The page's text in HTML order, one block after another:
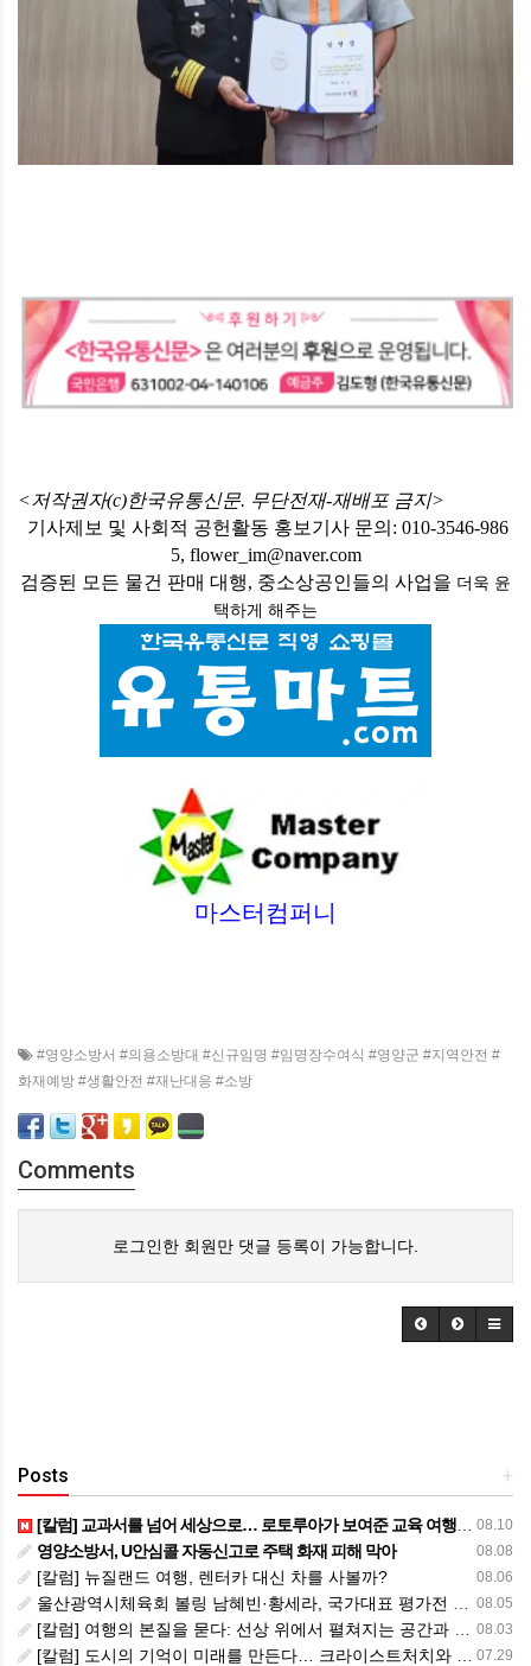
<저작권자(c)한국유통신문. 무단전재-재배포 금지>
기사제보 및 사회적 공헌활동 홍보기사 문의: 010-3546-986
5, flower_im@naver.com
검증된 모든 물건 판매 대행, 중소상공인들의 사업을 더욱 윤
택하게 해주는
마스터컴퍼니
#영양소방서 #의용소방대 #신규임명 #임명장수여식 #영양군 #지역안전 #
화재예방 #생활안전 #재난대응 #소방
Comments
로그인한 회원만 댓글 등록이 가능합니다.
+
Posts
08.10
[칼럼] 교과서를 넘어 세상으로… 로토루아가 보여준 교육 여행의 가치
08.08
영양소방서, U안심콜 자동신고로 주택 화재 피해 막아
08.06
[칼럼] 뉴질랜드 여행, 렌터카 대신 차를 사볼까?
08.05
울산광역시체육회 볼링 남혜빈·황세라, 국가대표 평가전 통과… ‘아시아선수권 출전’
08.03
[칼럼] 여행의 본질을 묻다: 선상 위에서 펼쳐지는 공간과 사람, 그리고 미식의 미학
07.29
[칼럼] 도시의 기억이 미래를 만든다… 크라이스트처치와 한국 도시가 주는 교훈